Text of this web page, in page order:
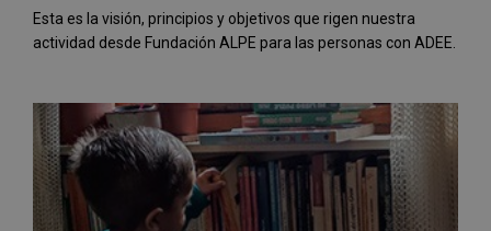
Esta es la visión, principios y objetivos que rigen nuestra
actividad desde Fundación ALPE para las personas con ADEE.